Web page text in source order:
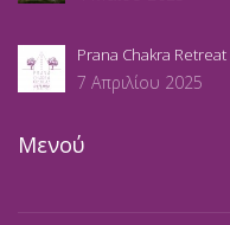
Prana Chakra Retreat
7 Απριλίου 2025
Μενού